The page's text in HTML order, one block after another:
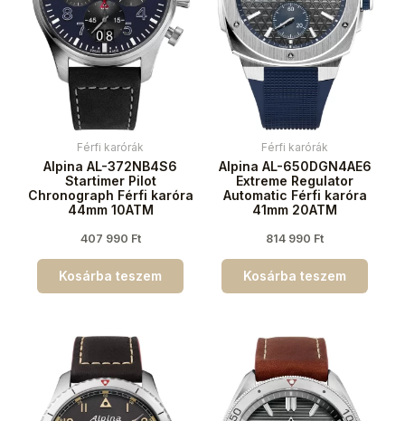
Férfi karórák
Alpina AL-372NB4S6
Startimer Pilot
Chronograph Férfi karóra
44mm 10ATM
407 990 Ft
Kosárba teszem
Férfi karórák
Alpina AL-650DGN4AE6
Extreme Regulator
Automatic Férfi karóra
41mm 20ATM
814 990 Ft
Kosárba teszem